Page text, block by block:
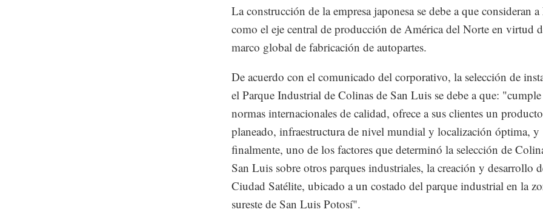
La construcción de la empresa japonesa se debe a que consideran
como el eje central de producción de América del Norte en virtud
marco global de fabricación de autopartes.
De acuerdo con el comunicado del corporativo, la selección de
el Parque Industrial de Colinas de San Luis se debe a que:
normas internacionales de calidad, ofrece a sus clientes un producto
planeado, infraestructura de nivel mundial y localización óptima, y
finalmente, uno de los factores que determinó la selección de
San Luis sobre otros parques industriales, la creación y desarrollo
Ciudad Satélite, ubicado a un costado del parque industrial en la
sureste de San Luis Potosí".